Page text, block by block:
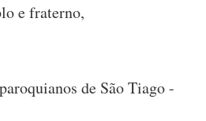
e fraterno,
de São Tiago -